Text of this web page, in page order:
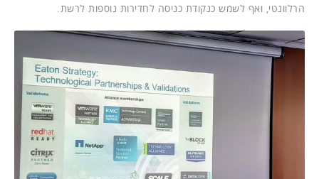
הרלוונטי, ואף לשמש כנקודת כניסה לחדירות נוספות לרשת.